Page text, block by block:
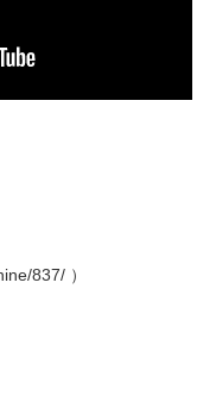
837/ ）